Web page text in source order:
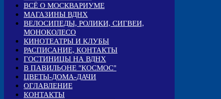
ВСЁ О МОСКВАРИУМЕ
МАГАЗИНЫ ВДНХ
ВЕЛОСИПЕДЫ, РОЛИКИ, СИГВЕИ,
МОНОКОЛЕСО
КИНОТЕАТРЫ И КЛУБЫ
РАСПИСАНИЕ, КОНТАКТЫ
ГОСТИНИЦЫ НА ВДНХ
В ПАВИЛЬОНЕ "КОСМОС"
ЦВЕТЫ-ДОМА-ДАЧИ
ОГЛАВЛЕНИЕ
КОНТАКТЫ